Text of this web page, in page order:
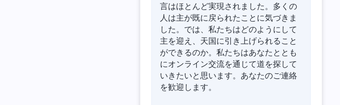
言はほとんど実現されました。多くの
人は主が既に戻られたことに気づきま
した。では、私たちはどのようにして
主を迎え、天国に引き上げられること
ができるのか。私たちはあなたととも
にオンライン交流を通じて道を探して
いきたいと思います。あなたのご連絡
を歓迎します。